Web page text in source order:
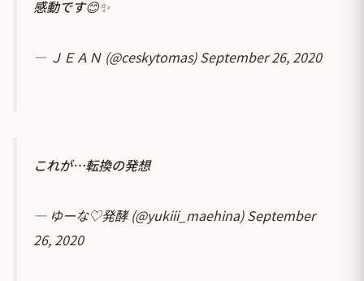
感動です😊✨
— ＪＥＡＮ (@ceskytomas)September 26, 2020
これが…転換の発想
— ゆーな♡発酵 (@yukiii_maehina)September
26, 2020